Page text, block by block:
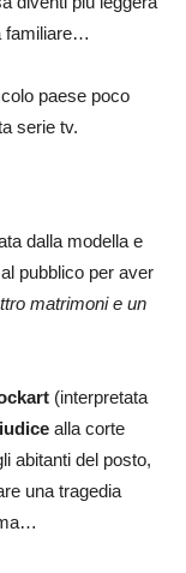
familiare…
paese poco
serie tv.
dalla modella e
pubblico per aver
matrimoni e un
(interpretata
alla corte
abitanti del posto,
una tragedia